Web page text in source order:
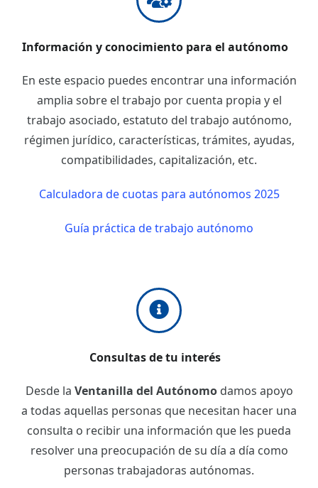
Información y conocimiento para el autónomo
En este espacio puedes encontrar una información
amplia sobre el trabajo por cuenta propia y el
trabajo asociado, estatuto del trabajo autónomo,
régimen jurídico, características, trámites, ayudas,
compatibilidades, capitalización, etc.
Calculadora de cuotas para autónomos 2025
Guía práctica de trabajo autónomo
Consultas de tu interés
Desde la Ventanilla del Autónomodamos apoyo
a todas aquellas personas que necesitan hacer una
consulta o recibir una información que les pueda
resolver una preocupación de su día a día como
personas trabajadoras autónomas.